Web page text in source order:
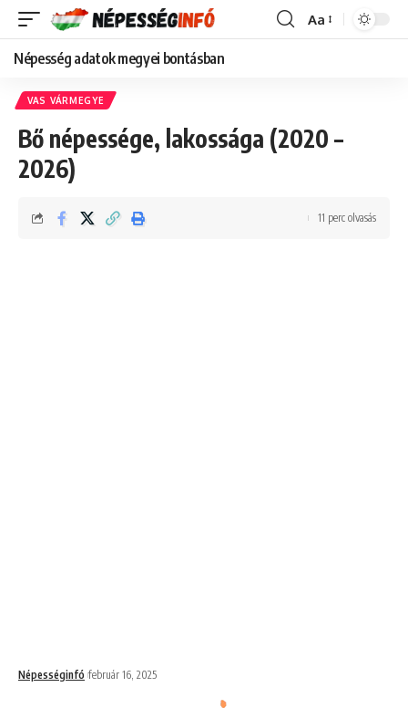
Font
Aa
Népesség adatok megyei bontásban
VAS VÁRMEGYE
Bő népessége, lakossága (2020 –
2026)
Népességinfó február 16, 2025
11 perc olvasás